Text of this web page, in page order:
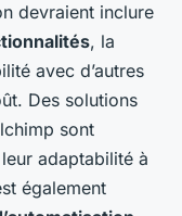
devraient inclure
, la
avec d’autres
Des solutions
sont
adaptabilité à
également